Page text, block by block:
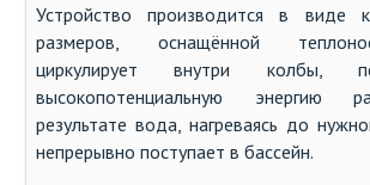
Устройство производится в виде
размеров, оснащённой
циркулирует внутри колбы,
высокопотенциальную энергию
результате вода, нагреваясь до
непрерывно поступает в бассейн.